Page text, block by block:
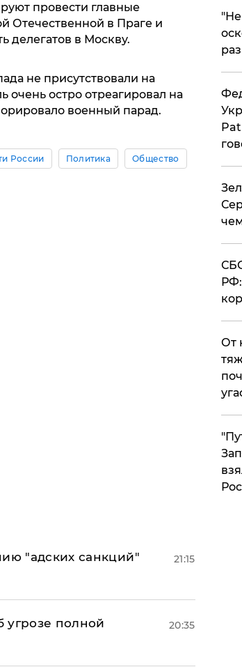
провести главные
Отечественной в Праге и
делегатов в Москву.
не присутствовали на
остро отреагировал на
военный парад.
России Политика Общество
"адских санкций"
21:15
полной
20:35
От